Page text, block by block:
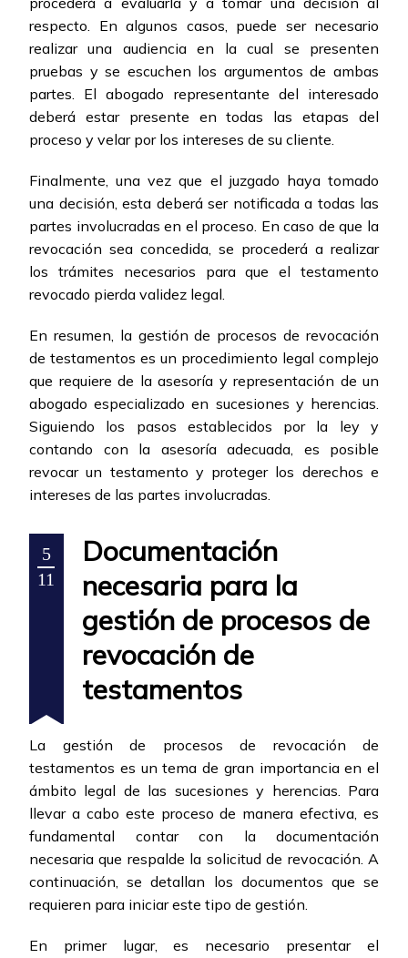
respecto. En algunos casos, puede ser necesario
realizar una audiencia en la cual se presenten
pruebas y se escuchen los argumentos de ambas
partes. El abogado representante del interesado
deberá estar presente en todas las etapas del
proceso y velar por los intereses de su cliente.
Finalmente, una vez que el juzgado haya tomado
una decisión, esta deberá ser notificada a todas las
partes involucradas en el proceso. En caso de que la
revocación sea concedida, se procederá a realizar
los trámites necesarios para que el testamento
revocado pierda validez legal.
En resumen, la gestión de procesos de revocación
de testamentos es un procedimiento legal complejo
que requiere de la asesoría y representación de un
abogado especializado en sucesiones y herencias.
Siguiendo los pasos establecidos por la ley y
contando con la asesoría adecuada, es posible
revocar un testamento y proteger los derechos e
intereses de las partes involucradas.
5
11
Documentación
necesaria para la
gestión de procesos de
revocación de
testamentos
La gestión de procesos de revocación de
testamentos es un tema de gran importancia en el
ámbito legal de las sucesiones y herencias. Para
llevar a cabo este proceso de manera efectiva, es
fundamental contar con la documentación
necesaria que respalde la solicitud de revocación. A
continuación, se detallan los documentos que se
requieren para iniciar este tipo de gestión.
En primer lugar, es necesario presentar el